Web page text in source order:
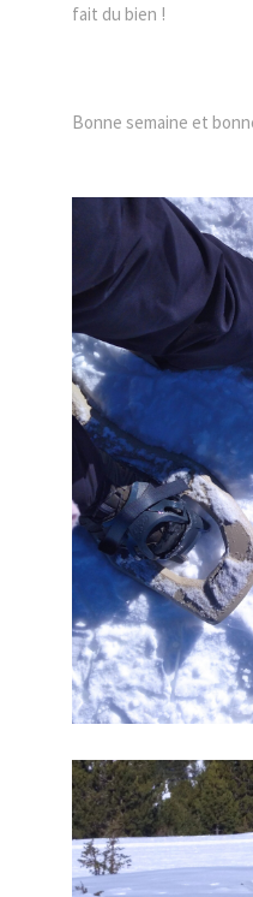
fait du bien !
Bonne semaine et